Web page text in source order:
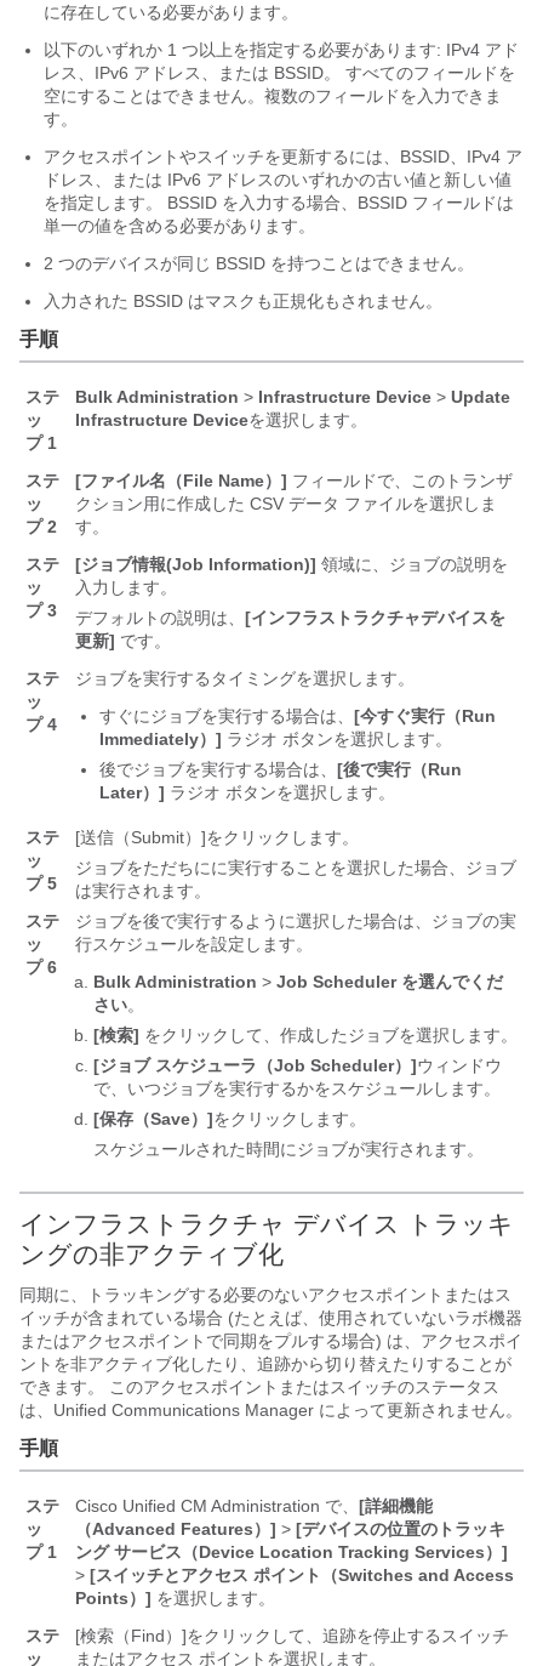
に存在している必要があります。
以下のいずれか 1 つ以上を指定する必要があります: IPv4 アド
レス、IPv6 アドレス、または BSSID。 すべてのフィールドを
空にすることはできません。複数のフィールドを入力できま
す。
アクセスポイントやスイッチを更新するには、BSSID、IPv4 ア
ドレス、または IPv6 アドレスのいずれかの古い値と新しい値
を指定します。 BSSID を入力する場合、BSSID フィールドは
単一の値を含める必要があります。
2 つのデバイスが同じ BSSID を持つことはできません。
入力された BSSID はマスクも正規化もされません。
手順
ステ
ッ
プ 1
Bulk Administration > Infrastructure Device > Update
Infrastructure Deviceを選択します。
ステ
ッ
プ 2
[ファイル名（File Name）] フィールドで、このトランザ
クション用に作成した CSV データ ファイルを選択しま
す。
ステ
ッ
プ 3
[ジョブ情報(Job Information)] 領域に、ジョブの説明を
入力します。
デフォルトの説明は、 [インフラストラクチャデバイスを
更新] です。
ステ
ッ
プ 4
ジョブを実行するタイミングを選択します。
すぐにジョブを実行する場合は、 [今すぐ実行（Run
Immediately）] ラジオ ボタンを選択します。
後でジョブを実行する場合は、 [後で実行（Run
Later）] ラジオ ボタンを選択します。
ステ
ッ
プ 5
[送信（Submit）]をクリックします。
ジョブをただちにに実行することを選択した場合、ジョブ
は実行されます。
ステ
ッ
プ 6
ジョブを後で実行するように選択した場合は、ジョブの実
行スケジュールを設定します。
Bulk Administration > Job Scheduler を選んでくだ
さい。
[検索] をクリックして、作成したジョブを選択します。
[ジョブ スケジューラ（Job Scheduler）]ウィンドウ
で、いつジョブを実行するかをスケジュールします。
[保存（Save）]をクリックします。
スケジュールされた時間にジョブが実行されます。
インフラストラクチャ デバイス トラッキ
ングの非アクティブ化
同期に、トラッキングする必要のないアクセスポイントまたはス
イッチが含まれている場合 (たとえば、使用されていないラボ機器
またはアクセスポイントで同期をプルする場合) は、アクセスポイ
ントを非アクティブ化したり、追跡から切り替えたりすることが
できます。 このアクセスポイントまたはスイッチのステータス
は、Unified Communications Manager によって更新されません。
手順
ステ
ッ
プ 1
Cisco Unified CM Administration で、 [詳細機能
（Advanced Features）] > [デバイスの位置のトラッキ
ング サービス（Device Location Tracking Services）]
> [スイッチとアクセス ポイント（Switches and Access
Points）] を選択します。
ステ
ッ
[検索（Find）]をクリックして、追跡を停止するスイッチ
またはアクセス ポイントを選択します。